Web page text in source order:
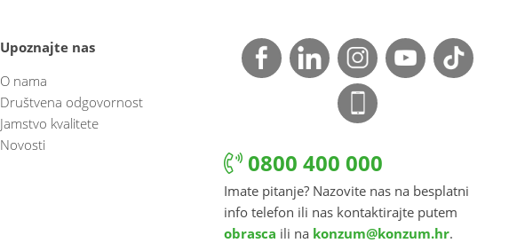
Upoznajte nas
O nama
Društvena odgovornost
Jamstvo kvalitete
Novosti
0800 400 000
Imate pitanje? Nazovite nas na besplatni
info telefon ili nas kontaktirajte putem
obrasca ili na konzum@konzum.hr.